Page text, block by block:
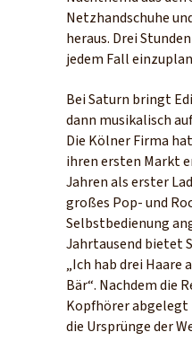
Netzhandschuhe
heraus. Drei
jedem Fall
Bei Saturn bringt
dann musikalisch
Die Kölner Firma
ihren ersten Markt
Jahren als erster
großes Pop- und
Selbstbedienung
Jahrtausend bietet
„Ich hab drei Haare
Bär“. Nachdem die
Kopfhörer
die Ursprünge der